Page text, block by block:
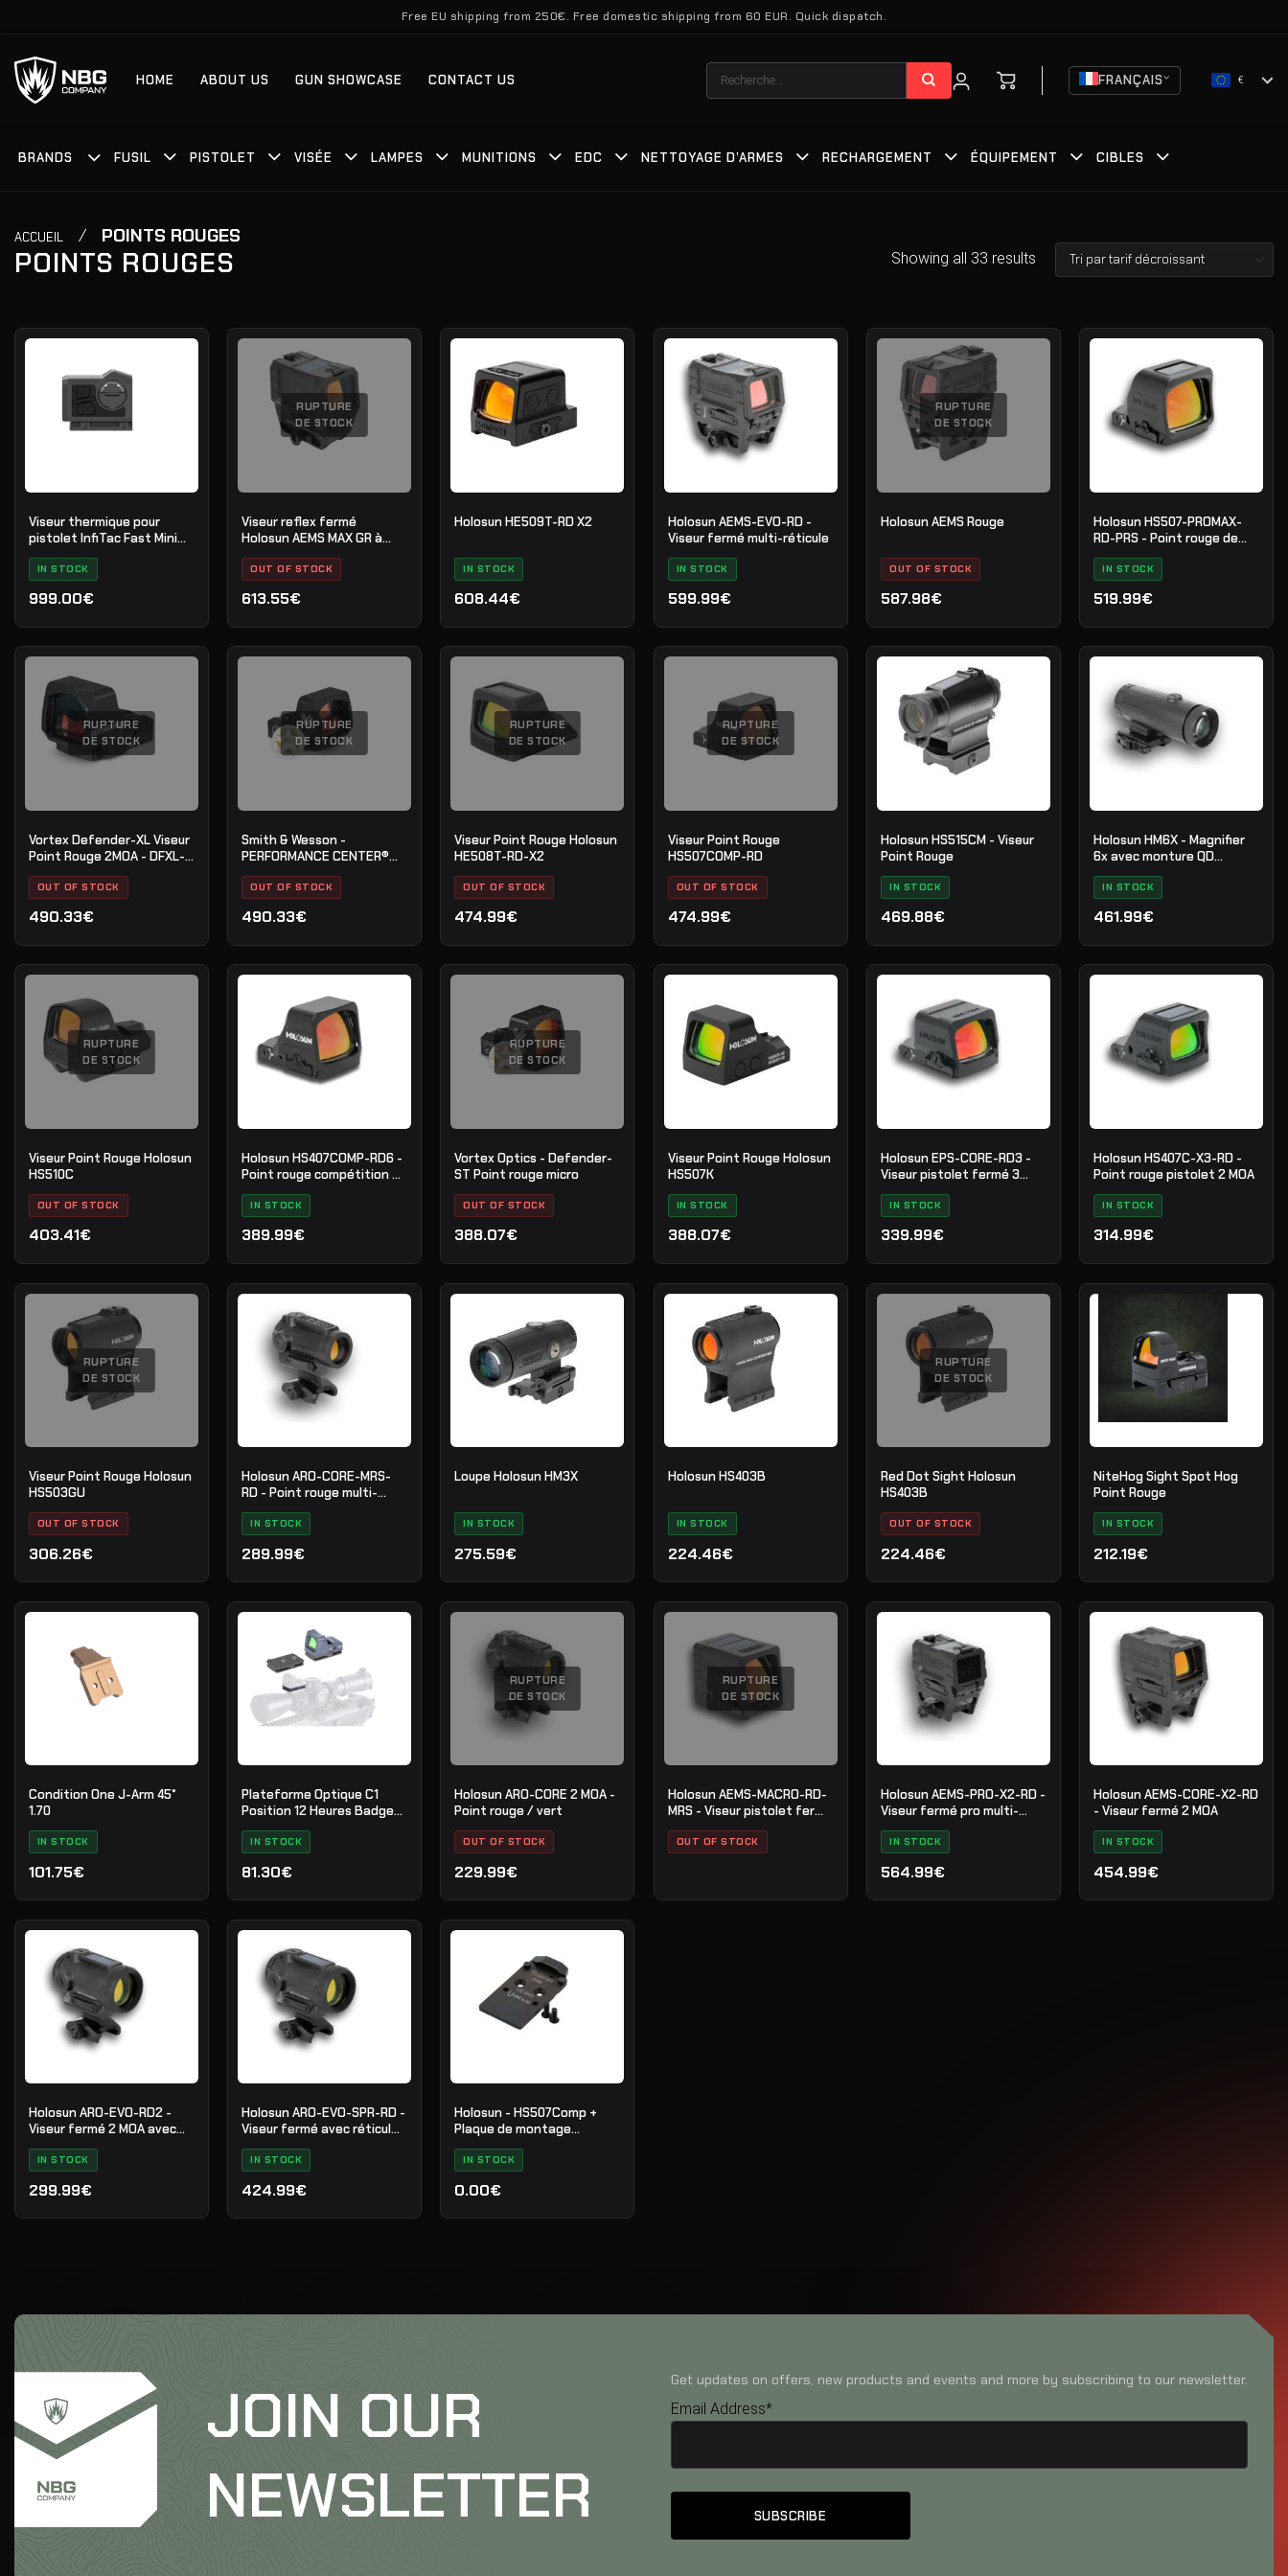
contenu
Free EU shipping from 250€. Free domestic shipping from 60 EUR. Quick dispatch.
HOME ABOUT US GUN SHOWCASE CONTACT US
Recherche
pour :
FRANÇAIS €
BRANDS FUSIL PISTOLET VISÉE LAMPES MUNITIONS EDC NETTOYAGE D’ARMES RECHARGEMENT ÉQUIPEMENT CIBLES
ACCUEIL / POINTS ROUGES
POINTS ROUGES Showing all 33 results
Viseur thermique pour
pistolet InfiTac Fast Mini
FMP13
IN STOCK
999.00€
RUPTURE
DE STOCK
Viseur reflex fermé
Holosun AEMS MAX GR à
point vert
OUT OF STOCK
613.55€
Holosun HE509T-RD X2
IN STOCK
608.44€
Holosun AEMS-EVO-RD -
Viseur fermé multi-réticule
IN STOCK
599.99€
RUPTURE
DE STOCK
Holosun AEMS Rouge
OUT OF STOCK
587.98€
Holosun HS507-PROMAX-
RD-PRS - Point rouge de
compétition
IN STOCK
519.99€
RUPTURE
DE STOCK
Vortex Defender-XL Viseur
Point Rouge 2MOA - DFXL-
MRD2
OUT OF STOCK
490.33€
RUPTURE
DE STOCK
Smith & Wesson -
PERFORMANCE CENTER®
586 L-COMP
OUT OF STOCK
490.33€
RUPTURE
DE STOCK
Viseur Point Rouge Holosun
HE508T-RD-X2
OUT OF STOCK
474.99€
RUPTURE
DE STOCK
Viseur Point Rouge
HS507COMP-RD
OUT OF STOCK
474.99€
Holosun HS515CM - Viseur
Point Rouge
IN STOCK
469.88€
Holosun HM6X - Magnifier
6x avec monture QD
rabattable
IN STOCK
461.99€
RUPTURE
DE STOCK
Viseur Point Rouge Holosun
HS510C
OUT OF STOCK
403.41€
Holosun HS407COMP-RD6 -
Point rouge compétition 6
MOA
IN STOCK
389.99€
RUPTURE
DE STOCK
Vortex Optics - Defender-
ST Point rouge micro
OUT OF STOCK
388.07€
Viseur Point Rouge Holosun
HS507K
IN STOCK
388.07€
Holosun EPS-CORE-RD3 -
Viseur pistolet fermé 3
MOA
IN STOCK
339.99€
Holosun HS407C-X3-RD -
Point rouge pistolet 2 MOA
IN STOCK
314.99€
RUPTURE
DE STOCK
Viseur Point Rouge Holosun
HS503GU
OUT OF STOCK
306.26€
Holosun ARO-CORE-MRS-
RD - Point rouge multi-
réticule
IN STOCK
289.99€
Loupe Holosun HM3X
IN STOCK
275.59€
Holosun HS403B
IN STOCK
224.46€
RUPTURE
DE STOCK
Red Dot Sight Holosun
HS403B
OUT OF STOCK
224.46€
NiteHog Sight Spot Hog
Point Rouge
IN STOCK
212.19€
Condition One J-Arm 45°
1.70
IN STOCK
101.75€
Plateforme Optique C1
Position 12 Heures Badger
Ordnance pour Trijicon RMR
IN STOCK
81.30€
RUPTURE
DE STOCK
Holosun ARO-CORE 2 MOA -
Point rouge / vert
OUT OF STOCK
229.99€
RUPTURE
DE STOCK
Holosun AEMS-MACRO-RD-
MRS - Viseur pistolet fermé
multi-réticule
OUT OF STOCK
Holosun AEMS-PRO-X2-RD -
Viseur fermé pro multi-
réticule
IN STOCK
564.99€
Holosun AEMS-CORE-X2-RD
- Viseur fermé 2 MOA
IN STOCK
454.99€
Holosun ARO-EVO-RD2 -
Viseur fermé 2 MOA avec
solaire
IN STOCK
299.99€
Holosun ARO-EVO-SPR-RD -
Viseur fermé avec réticule
SPR
IN STOCK
424.99€
Holosun - HS507Comp +
Plaque de montage
TRIJICON/HOLOSUN
IN STOCK
0.00€
JOIN OUR
NEWSLETTER
Get updates on offers, new products and events and more by subscribing to our newsletter.
Email Address*